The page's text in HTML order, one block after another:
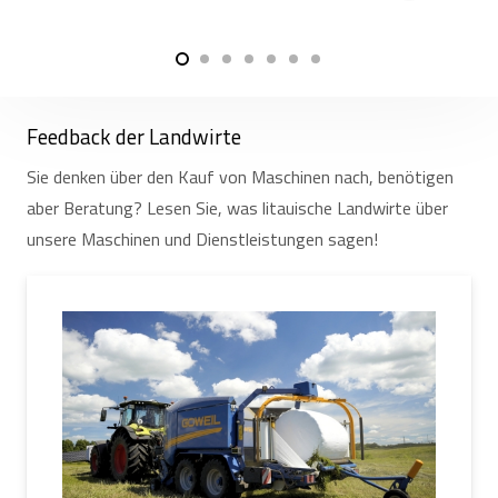
Feedback der Landwirte
Sie denken über den Kauf von Maschinen nach, benötigen
aber Beratung? Lesen Sie, was litauische Landwirte über
unsere Maschinen und Dienstleistungen sagen!